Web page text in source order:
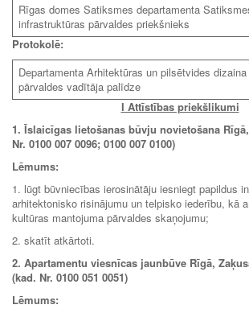
Rīgas domes Satiksmes departamenta
infrastruktūras pārvaldes priekšnieks
Protokolē:
Departamenta Arhitektūras un pilsētvides dizaina
pārvaldes vadītāja palīdze
I Attīstības priekšlikumi
1. Īslaicīgas lietošanas būvju novietošana
Nr. 0100 007 0096; 0100 007 0100)
Lēmums:
1. lūgt būvniecības ierosinātāju iesniegt papildus
arhitektonisko risinājumu un telpisko iederību, kā
kultūras mantojuma pārvaldes skaņojumu;
2. skatīt atkārtoti.
2. Apartamentu viesnīcas jaunbūve Rīgā,
(kad. Nr. 0100 051 0051)
Lēmums: